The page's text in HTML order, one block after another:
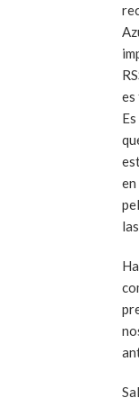
es